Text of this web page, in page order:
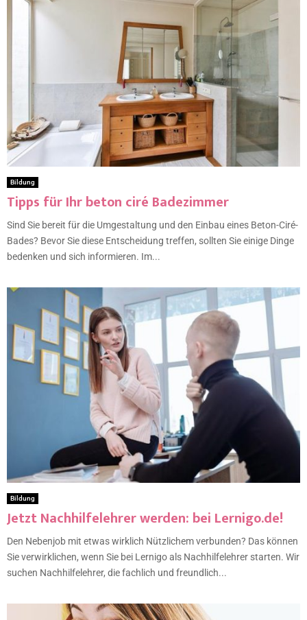
Bildung
Tipps für Ihr beton ciré Badezimmer
Sind Sie bereit für die Umgestaltung und den Einbau eines Beton-Ciré-
Bades? Bevor Sie diese Entscheidung treffen, sollten Sie einige Dinge
bedenken und sich informieren. Im...
Bildung
Jetzt Nachhilfelehrer werden: bei Lernigo.de!
Den Nebenjob mit etwas wirklich Nützlichem verbunden? Das können
Sie verwirklichen, wenn Sie bei Lernigo als Nachhilfelehrer starten. Wir
suchen Nachhilfelehrer, die fachlich und freundlich...